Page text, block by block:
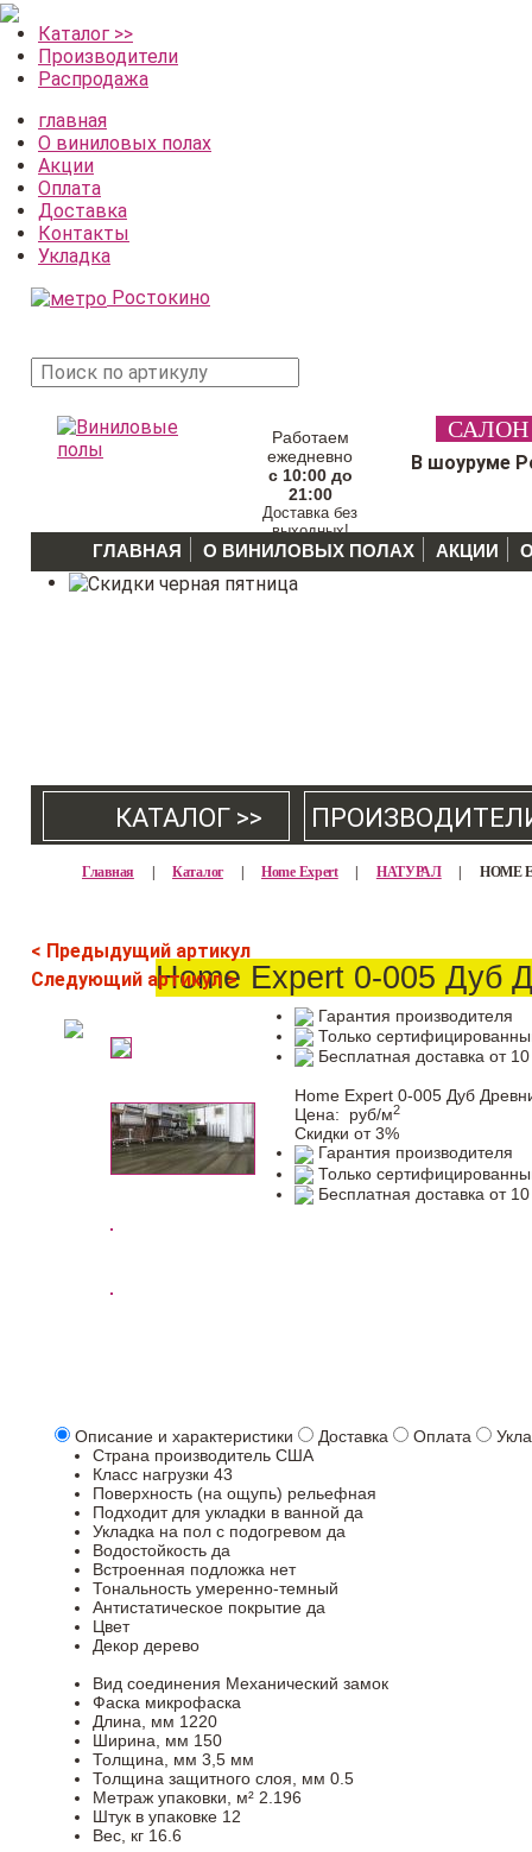
Каталог >>
Производители
Распродажа
главная
О виниловых полах
Акции
Оплата
Доставка
Контакты
Укладка
Ростокино
Работаем
ежедневно
с 10:00 до
21:00
Доставка без
выходных!
В шоуруме
ГЛАВНАЯ О ВИНИЛОВЫХ ПОЛАХ АКЦИИ
КАТАЛОГ >>
Главная | Каталог | Home Expert | НАТУРАЛ | HOME
< Предыдущий артикул
Следующий артикул >Home Expert 0-005 Дуб
Гарантия производителя
Только
Бесплатная доставка от
Home Expert 0-005 Дуб
Цена:
руб/м2
Скидки от 3%
Гарантия производителя
Только
Бесплатная доставка от
Описание и характеристики Доставка Оплата
Страна производитель США
Класс нагрузки 43
Поверхность (на ощупь) рельефная
Подходит для укладки в ванной да
Укладка на пол c подогревом да
Водостойкость да
Встроенная подложка нет
Тональность умеренно-темный
Антистатическое покрытие да
Цвет
Декор дерево
Вид соединения Механический замок
Фаска микрофаска
Длина, мм 1220
Ширина, мм 150
Толщина, мм 3,5 мм
Толщина защитного слоя, мм 0.5
Метраж упаковки, м² 2.196
Штук в упаковке 12
Вес, кг 16.6